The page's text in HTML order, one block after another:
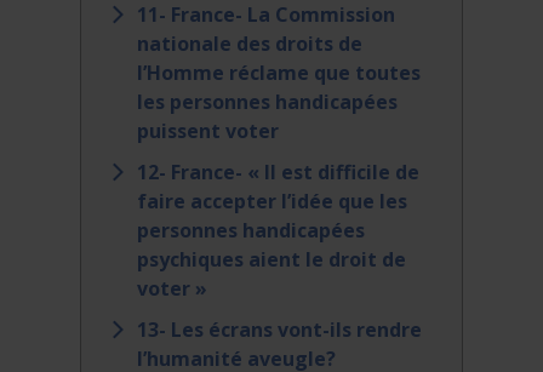
11- France- La Commission
nationale des droits de
l’Homme réclame que toutes
les personnes handicapées
puissent voter
12- France- « Il est difficile de
faire accepter l’idée que les
personnes handicapées
psychiques aient le droit de
voter »
13- Les écrans vont-ils rendre
l’humanité aveugle?